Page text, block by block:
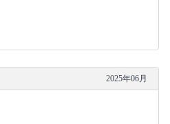
2025年06月